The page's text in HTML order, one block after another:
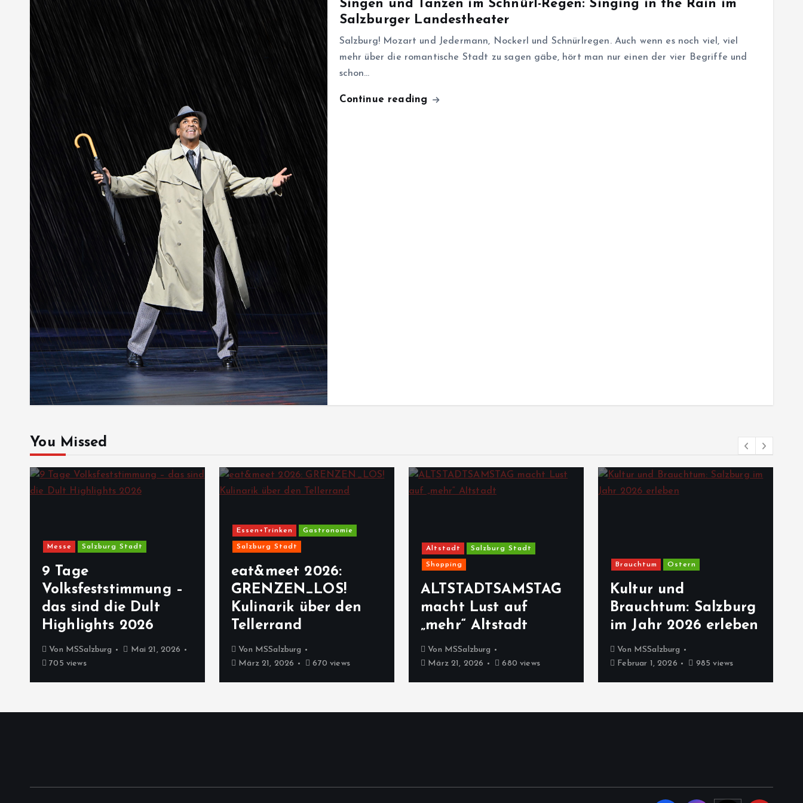
Singen und Tanzen im Schnürl-Regen: Singing in the Rain im
Salzburger Landestheater
Salzburg! Mozart und Jedermann, Nockerl und Schnürlregen. Auch wenn es noch viel, viel
mehr über die romantische Stadt zu sagen gäbe, hört man nur einen der vier Begriffe und
schon…
Continue reading
You Missed
Messe Salzburg Stadt
9 Tage
Volksfeststimmung –
das sind die Dult
Highlights 2026
Von MSSalzburg
Mai 21, 2026
705 views
Essen+Trinken Gastronomie
Salzburg Stadt
eat&meet 2026:
GRENZEN_LOS!
Kulinarik über den
Tellerrand
Von MSSalzburg
März 21, 2026
670 views
Altstadt Salzburg Stadt
Shopping
ALTSTADTSAMSTAG
macht Lust auf
„mehr“ Altstadt
Von MSSalzburg
März 21, 2026
680 views
Brauchtum Ostern
Kultur und
Brauchtum: Salzburg
im Jahr 2026 erleben
Von MSSalzburg
Februar 1, 2026
985 views